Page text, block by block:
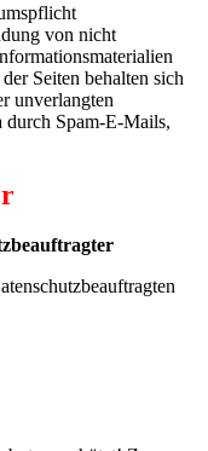
von nicht
Seiten behalten sich
unverlangten
durch Spam-E-Mails,